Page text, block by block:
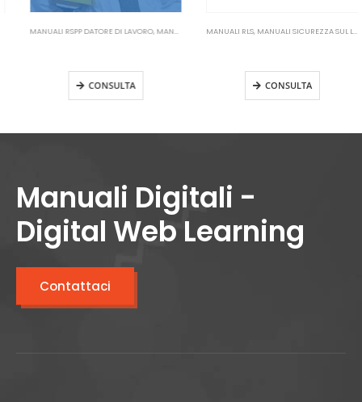
MANUALI RSPP DATORE DI LAVORO,MANUALI SICUREZZA SUL LAVORO
CONSULTA
MANUALI RLS ,MANUALI SICUREZZA SUL LAVORO
CONSULTA
Manuali Digitali -
Digital Web Learning
Contattaci